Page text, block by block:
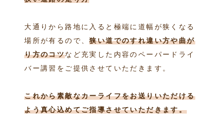
大通りから路地に入ると極端に道幅が狭くなる
場所が有るので、狭い道でのすれ違い方や曲が
り方のコツなど充実した内容のペーパードライ
バー講習をご提供させていただきます。
これから素敵なカーライフをお送りいただける
よう真心込めてご指導させていただきます。